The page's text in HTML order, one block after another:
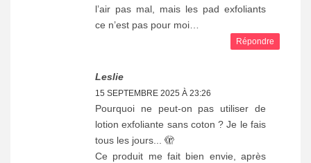
l’air pas mal, mais les pad exfoliants
ce n’est pas pour moi…
Répondre
Leslie
15 SEPTEMBRE 2025 À 23:26
Pourquoi ne peut-on pas utiliser de
lotion exfoliante sans coton ? Je le fais
tous les jours... 🫣
Ce produit me fait bien envie, après